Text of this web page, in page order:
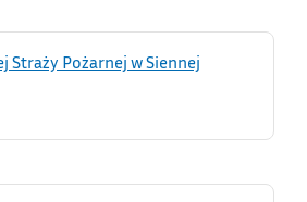
Straży Pożarnej w Siennej